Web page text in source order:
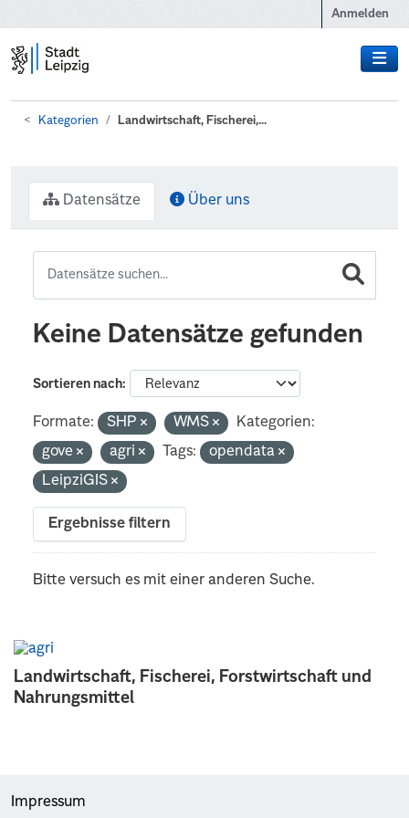
Anmelden
Kategorien Landwirtschaft, Fischerei,...
Landwirtschaft, Fischerei, Forstwirtschaft und
Nahrungsmittel
Datensätze Über uns
Keine Datensätze gefunden
Sortieren nach
Formate: SHP WMS
Kategorien:
gove
agri Tags:
opendata
LeipziGIS
Ergebnisse filtern
Bitte versuch es mit einer anderen Suche.
Impressum